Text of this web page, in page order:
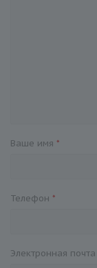
Ваше имя *
Телефон *
Электронная почта